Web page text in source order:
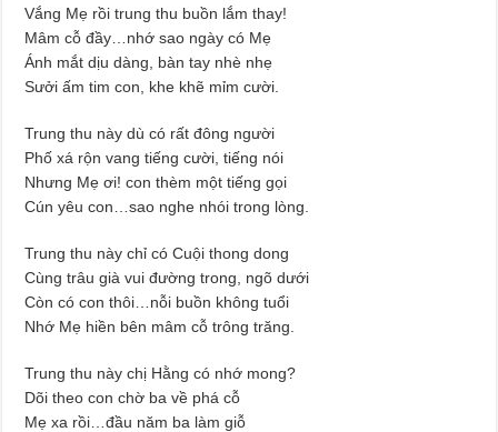
Vắng Mẹ rồi trung thu buồn lắm thay!
Mâm cỗ đầy…nhớ sao ngày có Mẹ
Ánh mắt dịu dàng, bàn tay nhè nhẹ
Sưởi ấm tim con, khe khẽ mỉm cười.
Trung thu này dù có rất đông người
Phố xá rộn vang tiếng cười, tiếng nói
Nhưng Mẹ ơi! con thèm một tiếng gọi
Cún yêu con…sao nghe nhói trong lòng.
Trung thu này chỉ có Cuội thong dong
Cùng trâu già vui đường trong, ngõ dưới
Còn có con thôi…nỗi buồn không tuổi
Nhớ Mẹ hiền bên mâm cỗ trông trăng.
Trung thu này chị Hằng có nhớ mong?
Dõi theo con chờ ba về phá cỗ
Mẹ xa rồi…đầu năm ba làm giỗ